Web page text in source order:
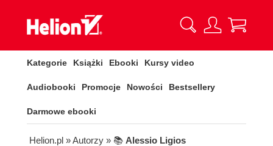
Kategorie Książki Ebooki Kursy video
Audiobooki Promocje Nowości Bestsellery
Darmowe ebooki
Helion.pl » Autorzy » 📚 Alessio Ligios